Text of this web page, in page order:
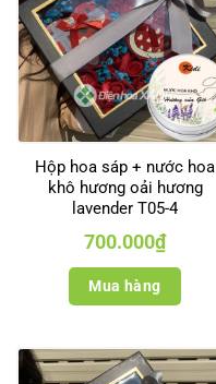
Hộp hoa sáp + nước hoa
khô hương oải hương
lavender T05-4
700.000₫
Mua hàng